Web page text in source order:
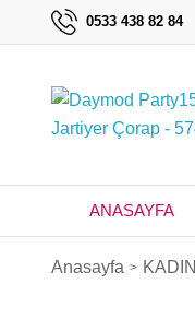
0533 438 82 84
ANASAYFA
Anasayfa KADIN